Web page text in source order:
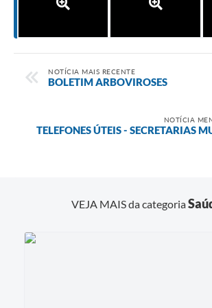
NOTÍCIA MAIS RECENTE
BOLETIM ARBOVIROSES
NOTÍCIA
TELEFONES ÚTEIS - SECRETARIAS
VEJA MAIS da categoria